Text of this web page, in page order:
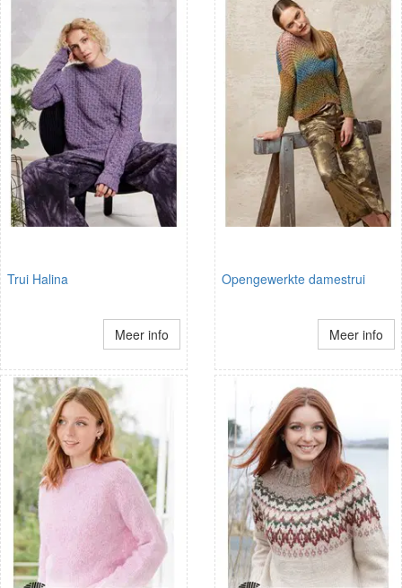
Trui Halina
Meer info
Opengewerkte damestrui
Meer info